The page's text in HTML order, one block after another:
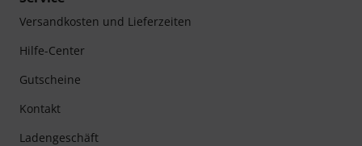
Versandkosten und Lieferzeiten
Hilfe-Center
Gutscheine
Kontakt
Ladengeschäft